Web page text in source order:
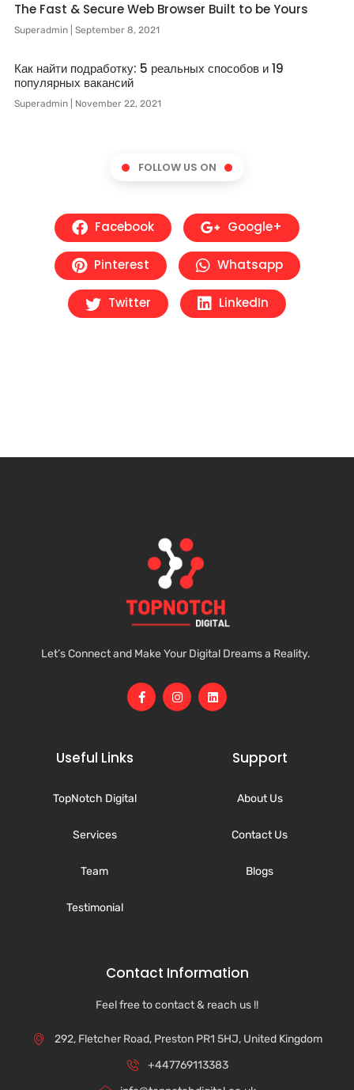
The Fast & Secure Web Browser Built to be Yours
Superadmin September 8, 2021
Как найти подработку: 5 реальных способов и 19
популярных вакансий
Superadmin November 22, 2021
FOLLOW US ON
Facebook Google+
Pinterest Whatsapp
Twitter LinkedIn
Let’s Connect and Make Your Digital Dreams a Reality.
Useful Links
TopNotch Digital
Services
Team
Testimonial
Support
About Us
Contact Us
Blogs
Contact Information
Feel free to contact & reach us !!
292, Fletcher Road, Preston PR1 5HJ, United Kingdom
+447769113383